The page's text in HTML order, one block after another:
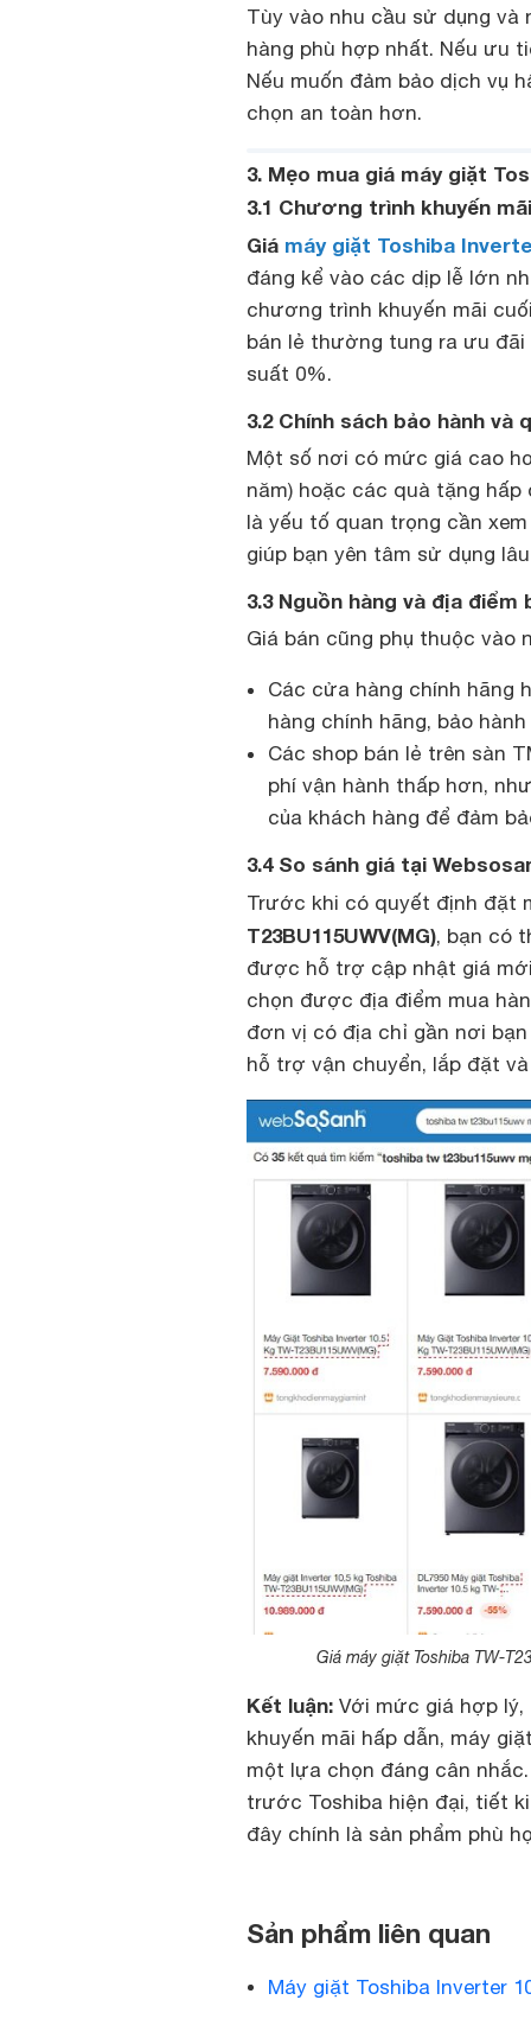
Tùy vào nhu cầu sử dụng và
hàng phù hợp nhất. Nếu ưu
Nếu muốn đảm bảo dịch vụ
chọn an toàn hơn.
3. Mẹo mua giá máy giặt
3.1 Chương trình khuyến
Giá máy giặt Toshiba
đáng kể vào các dịp lễ lớn
chương trình khuyến mãi
bán lẻ thường tung ra ưu
suất 0%.
3.2 Chính sách bảo hành và
Một số nơi có mức giá cao
năm) hoặc các quà tặng
là yếu tố quan trọng cần
giúp bạn yên tâm sử dụng
3.3 Nguồn hàng và địa điểm
Giá bán cũng phụ thuộc vào
Các cửa hàng chính hãng
hàng chính hãng, bảo
Các shop bán lẻ trên sàn
phí vận hành thấp hơn,
của khách hàng để đảm
3.4 So sánh giá tại
Trước khi có quyết định đặt
T23BU115UWV(MG), bạn có
được hỗ trợ cập nhật giá
chọn được địa điểm mua
đơn vị có địa chỉ gần nơi
hỗ trợ vận chuyển, lắp đặt
Giá máy giặt Toshiba TW-
Kết luận: Với mức giá hợp
khuyến mãi hấp dẫn, máy
một lựa chọn đáng cân
trước Toshiba hiện đại, tiết
đây chính là sản phẩm phù
Sản phẩm liên quan
Máy giặt Toshiba Inverter